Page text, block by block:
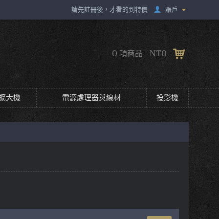
請先註冊後，才看的到特價 賬戶
0 項商品 - NT0
大機 電源處理器與線材 投影機